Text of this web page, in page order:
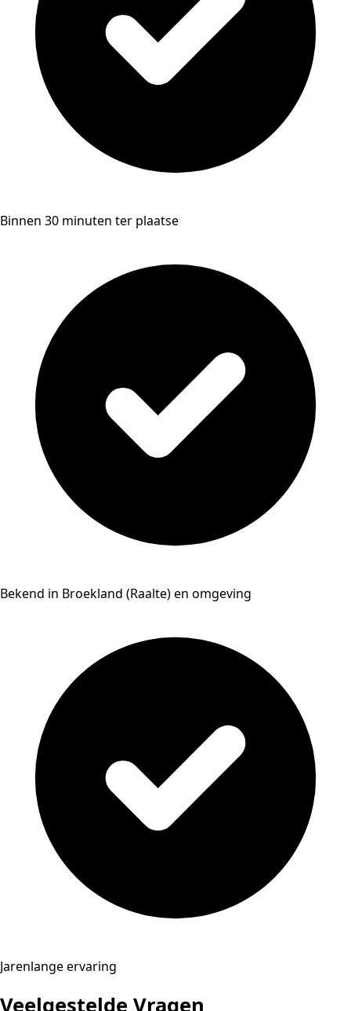
Binnen 30 minuten ter plaatse
Bekend in Broekland (Raalte) en omgeving
Jarenlange ervaring
Veelgestelde Vragen